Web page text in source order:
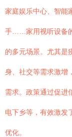
家庭娱乐中心、智能
手……家用视听设备
的多元场景。尤其是
身、社交等需求激增
需求。政策通过促进
电下乡等，有效激发
优化。